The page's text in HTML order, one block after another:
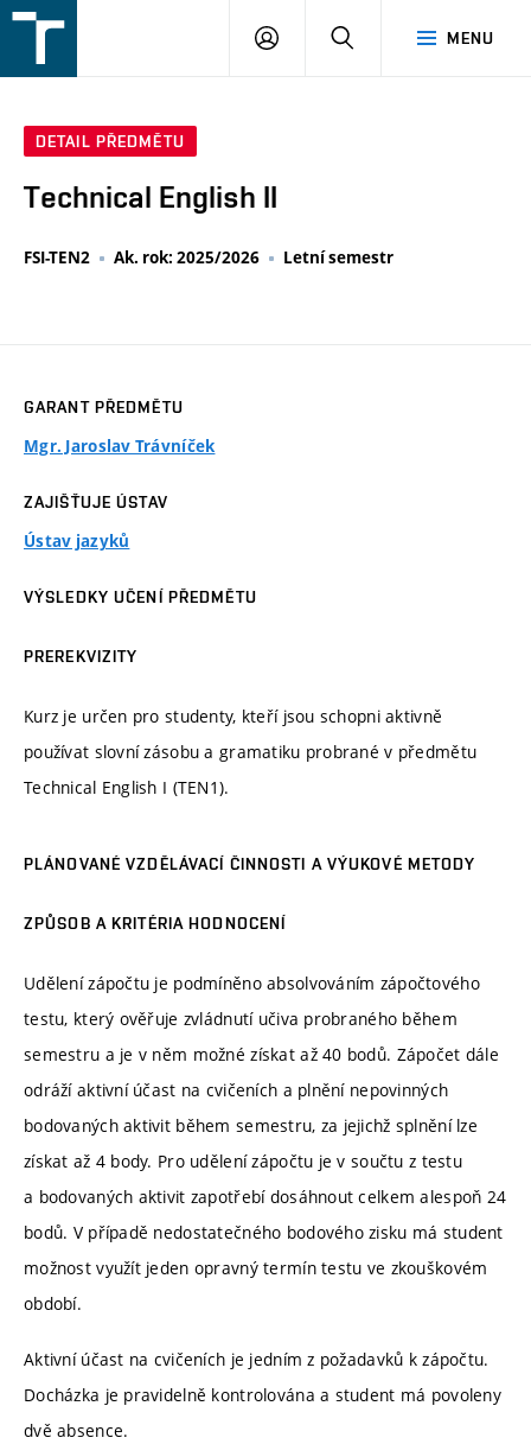
v
MENU
PŘIHLÁŠENÍ
DETAIL PŘEDMĚTU
Technical English II
FSI-TEN2 Ak. rok: 2025/2026 Letní semestr
GARANT PŘEDMĚTU
Mgr. Jaroslav Trávníček
ZAJIŠŤUJE ÚSTAV
Ústav jazyků
VÝSLEDKY UČENÍ PŘEDMĚTU
PREREKVIZITY
Kurz je určen pro studenty, kteří jsou schopni aktivně
používat slovní zásobu a gramatiku probrané v předmětu
Technical English I (TEN1).
PLÁNOVANÉ VZDĚLÁVACÍ ČINNOSTI A VÝUKOVÉ METODY
ZPŮSOB A KRITÉRIA HODNOCENÍ
Udělení zápočtu je podmíněno absolvováním zápočtového
testu, který ověřuje zvládnutí učiva probraného během
semestru a je v něm možné získat až 40 bodů. Zápočet dále
odráží aktivní účast na cvičeních a plnění nepovinných
bodovaných aktivit během semestru, za jejichž splnění lze
získat až 4 body. Pro udělení zápočtu je v součtu z testu
a bodovaných aktivit zapotřebí dosáhnout celkem alespoň 24
bodů. V případě nedostatečného bodového zisku má student
možnost využít jeden opravný termín testu ve zkouškovém
období.
Aktivní účast na cvičeních je jedním z požadavků k zápočtu.
Docházka je pravidelně kontrolována a student má povoleny
dvě absence.